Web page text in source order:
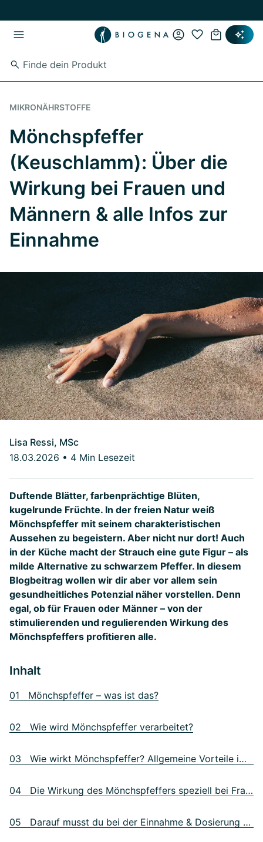
MIKRONÄHRSTOFFE
Mönchspfeffer
(Keuschlamm): Über die
Wirkung bei Frauen und
Männern & alle Infos zur
Einnahme
Lisa Ressi, MSc
18.03.2026 • 4 Min Lesezeit
Duftende Blätter, farbenprächtige Blüten,
kugelrunde Früchte. In der freien Natur weiß
Mönchspfeffer mit seinem charakteristischen
Aussehen zu begeistern. Aber nicht nur dort! Auch
in der Küche macht der Strauch eine gute Figur – als
milde Alternative zu schwarzem Pfeffer. In diesem
Blogbeitrag wollen wir dir aber vor allem sein
gesundheitliches Potenzial näher vorstellen. Denn
egal, ob für Frauen oder Männer – von der
stimulierenden und regulierenden Wirkung des
Mönchspfeffers profitieren alle.
Inhalt
01 Mönchspfeffer – was ist das?
02 Wie wird Mönchspfeffer verarbeitet?
03 Wie wirkt Mönchspfeffer? Allgemeine Vorteile im Überblick
04 Die Wirkung des Mönchspfeffers speziell bei Frauen
05 Darauf musst du bei der Einnahme & Dosierung achten